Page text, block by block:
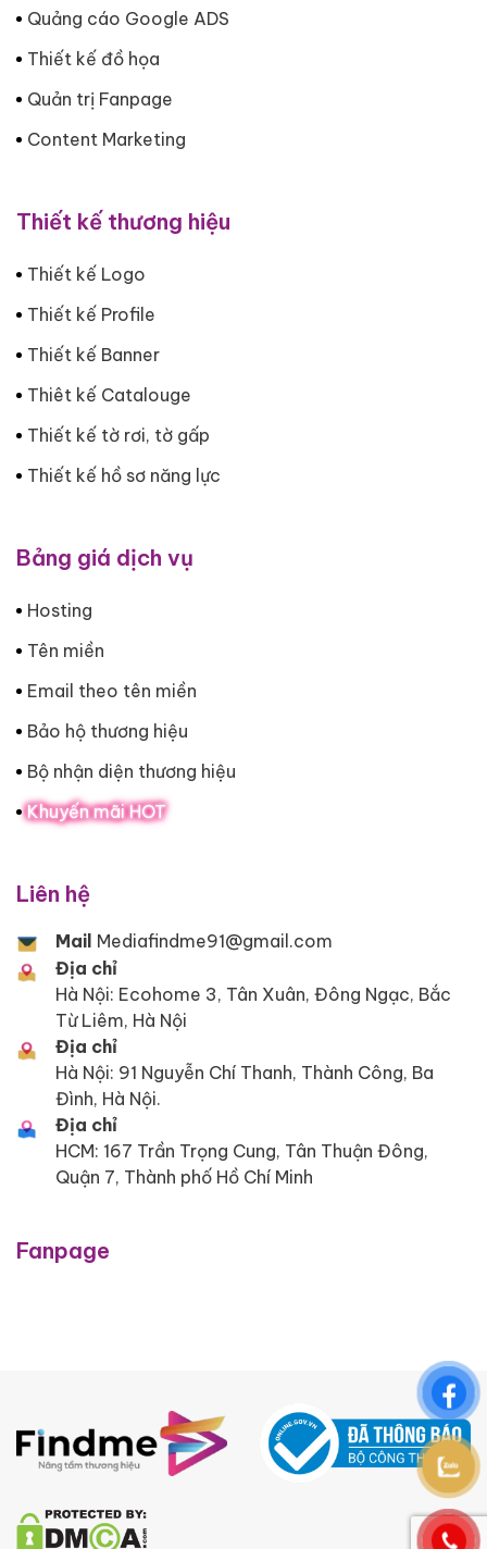
Quảng cáo Google ADS
Thiết kế đồ họa
Quản trị Fanpage
Content Marketing
Thiết kế thương hiệu
Thiết kế Logo
Thiết kế Profile
Thiết kế Banner
Thiêt kế Catalouge
Thiết kế tờ rơi, tờ gấp
Thiết kế hồ sơ năng lực
Bảng giá dịch vụ
Hosting
Tên miền
Email theo tên miền
Bảo hộ thương hiệu
Bộ nhận diện thương hiệu
Khuyến mãi HOT
Liên hệ
Mail Mediafindme91@gmail.com
Địa chỉ
Hà Nội: Ecohome 3, Tân Xuân, Đông Ngạc, Bắc
Từ Liêm, Hà Nội
Địa chỉ
Hà Nội: 91 Nguyễn Chí Thanh, Thành Công, Ba
Đình, Hà Nội.
Địa chỉ
HCM: 167 Trần Trọng Cung, Tân Thuận Đông,
Quận 7, Thành phố Hồ Chí Minh
Fanpage